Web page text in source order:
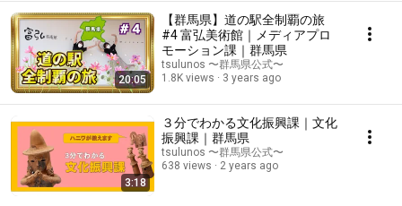
20:05
【群馬県】道の駅全制覇の旅
#4 富弘美術館｜メディアプロ
モーション課｜群馬県
tsulunos 〜群馬県公式〜
1.8K views
3 years ago
3:18
３分でわかる文化振興課｜文化
振興課｜群馬県
tsulunos 〜群馬県公式〜
638 views
2 years ago